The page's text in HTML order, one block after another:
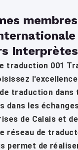
Interprètes
traduction 001
traduction dans
dans les
de Calais et
réseau de
permet de